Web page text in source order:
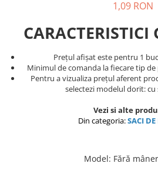
1,09 RON
CARACTERISTICI
Prețul afișat este pentru 1
Minimul de comanda la fiecare tip
Pentru a vizualiza prețul aferent
selectezi modelul dorit: cu
Vezi si alte
Din categoria:SACI
Model: Fără